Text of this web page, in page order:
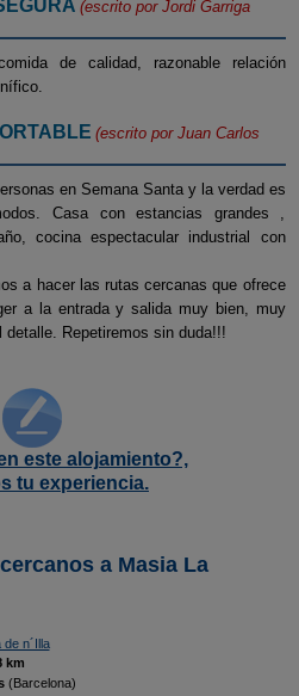
(escrito por Jordi Garriga
de calidad, razonable relación
(escrito por Juan Carlos
en Semana Santa y la verdad es
Casa con estancias grandes ,
cocina espectacular industrial con
a hacer las rutas cercanas que ofrece
a la entrada y salida muy bien, muy
Repetiremos sin duda!!!
este alojamiento?,
tu experiencia.
a Masia La
n´Illa
km
(Barcelona)